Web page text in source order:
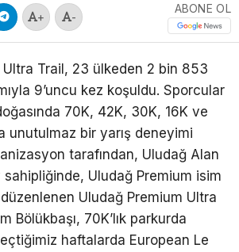
+ -
ABONE OL
Ultra Trail, 23 ülkeden 2 bin 853
9’uncu kez koşuldu. Sporcular
70K, 42K, 30K, 16K ve
unutulmaz bir yarış deneyimi
tarafından, Uludağ Alan
sahipliğinde, Uludağ Premium isim
Uludağ Premium Ultra
Bölükbaşı, 70K’lık parkurda
haftalarda European Le